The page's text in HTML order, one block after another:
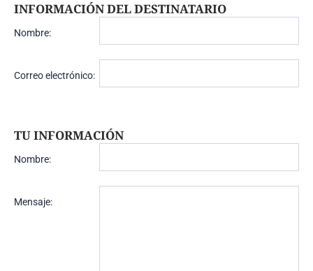
INFORMACIÓN DEL DESTINATARIO
Nombre:
Correo electrónico:
TU INFORMACIÓN
Nombre:
Mensaje: